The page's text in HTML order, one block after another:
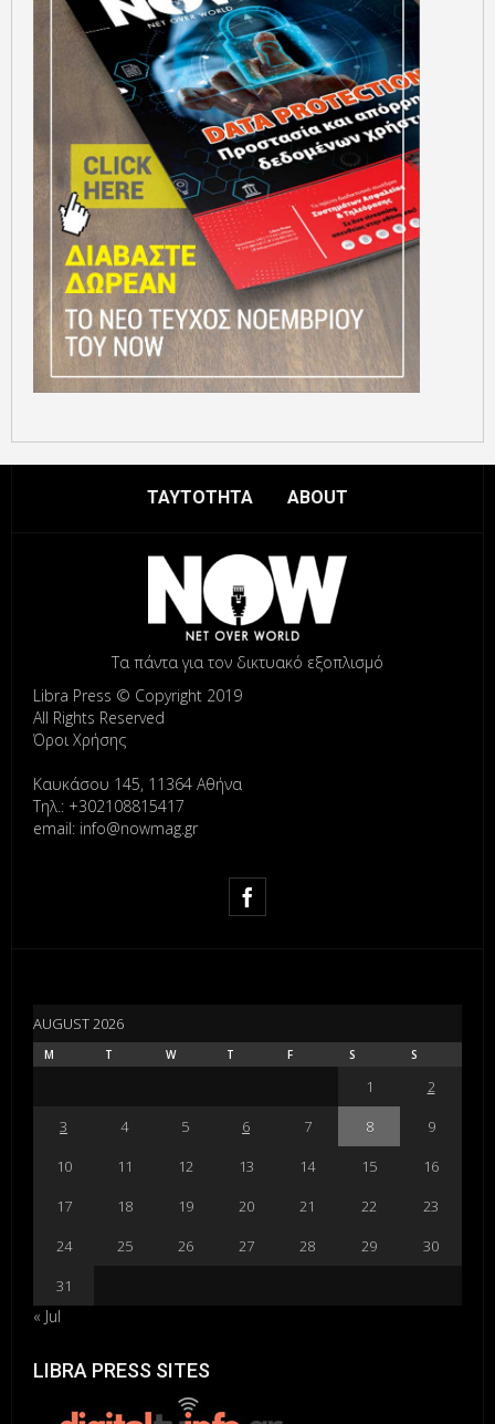
ΤΑΥΤΟΤΗΤΑ ABOUT
Τα πάντα για τον δικτυακό εξοπλισμό
Libra Press © Copyright 2019
All Rights Reserved
Όροι Χρήσης
Καυκάσου 145, 11364 Αθήνα
Τηλ.: +302108815417
email: info@nowmag.gr
AUGUST 2026
M T W T F S S
1
2
3
4 5 6 7 8
9
10
11 12 13 14 15
16
17
18 19 20 21 22
23
24
25 26 27 28 29
30
31
« Jul
LIBRA PRESS SITES